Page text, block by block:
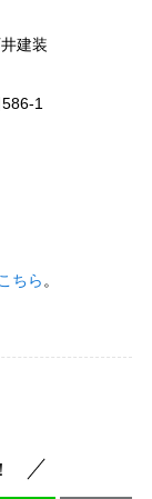
建装
1
こちら 。